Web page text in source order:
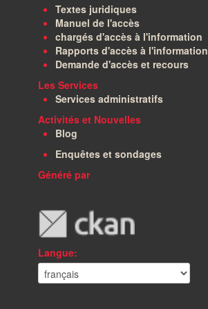
Textes juridiques
Manuel de l'accès
chargés d'accès à l'information
Rapports d'accès à l'information
Demande d'accès et recours
Les Services
Services administratifs
Activités et Nouvelles
Blog
Enquêtes et sondages
Généré par
Langue